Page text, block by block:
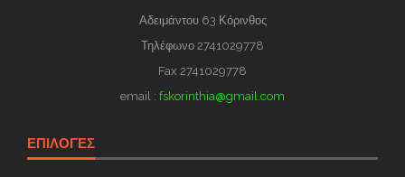
Αδειμάντου 63 Κόρινθος
Τηλέφωνο 2741029778
Fax 2741029778
email : fskorinthia@gmail.com
ΕΠΙΛΟΓΕΣ